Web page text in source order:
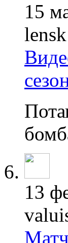
15
lensk
13